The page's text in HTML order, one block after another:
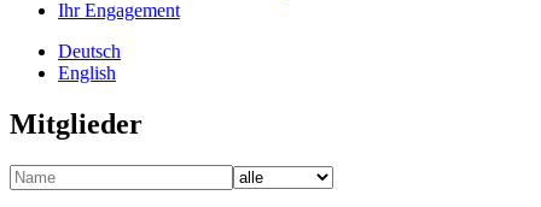
Ihr Engagement
Deutsch
English
Mitglieder